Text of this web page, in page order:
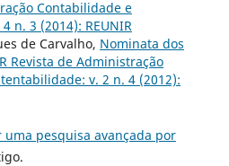
Contabilidade e
n. 3 (2014): REUNIR
de Carvalho, Nominata dos
Revista de Administração
v. 2 n. 4 (2012):
uma pesquisa avançada por